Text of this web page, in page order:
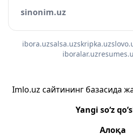
sinonim.uz
ibora.uzsalsa.uzskripka.uz
iboralar.uz
Imlo.uz сайтининг базасида
Yangi so‘z
Алоқа